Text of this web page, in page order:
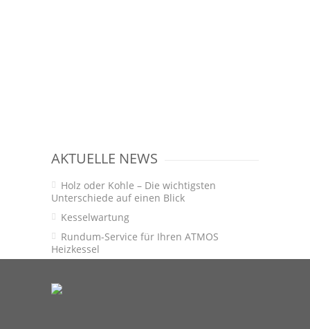
AKTUELLE NEWS
Holz oder Kohle – Die wichtigsten
Unterschiede auf einen Blick
Kesselwartung
Rundum-Service für Ihren ATMOS
Heizkessel